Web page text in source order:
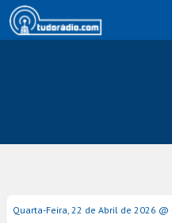
Quarta-Feira, 22 de Abril de 2026 @